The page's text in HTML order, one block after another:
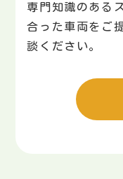
専門知識のある
合った車両をご
談ください。